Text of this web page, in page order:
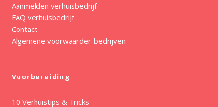
Aanmelden verhuisbedrijf
FAQ verhuisbedrijf
Contact
Algemene voorwaarden bedrijven
Voorbereiding
10 Verhuistips & Tricks